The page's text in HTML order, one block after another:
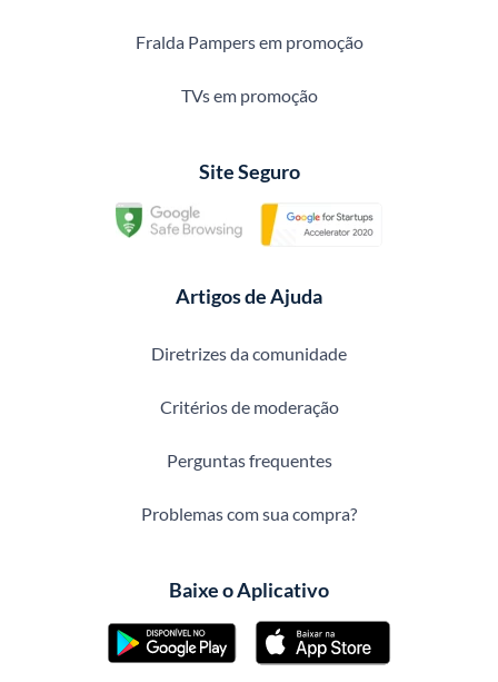
Fralda Pampers em promoção
TVs em promoção
Site Seguro
Artigos de Ajuda
Diretrizes da comunidade
Critérios de moderação
Perguntas frequentes
Problemas com sua compra?
Baixe o Aplicativo